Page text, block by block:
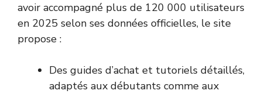
avoir accompagné plus de 120 000 utilisateurs
en 2025 selon ses données officielles, le site
propose :
Des guides d’achat et tutoriels détaillés,
adaptés aux débutants comme aux